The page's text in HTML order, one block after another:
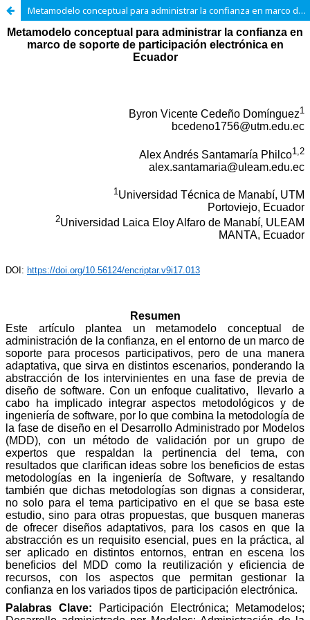
Metamodelo conceptual para administrar la confianza en marco de soporte de participación electrónica en Ecuador